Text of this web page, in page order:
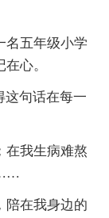
名五年级小学
心。
这句话在每一
在我生病难熬
……
陪在我身边的